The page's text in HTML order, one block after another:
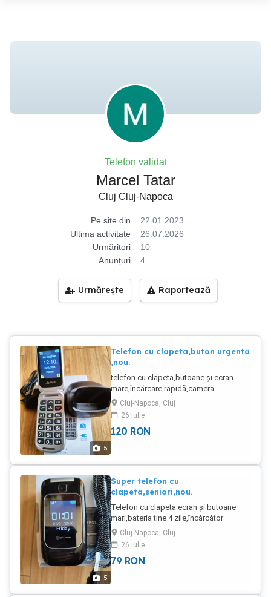
Telefon validat
Marcel Tatar
Cluj Cluj-Napoca
Pe site din
22.01.2023
Ultima activitate
26.07.2026
Urmăritori
10
Anunțuri
4
Urmărește Raportează
5
Telefon cu clapeta,buton urgenta
,nou.
telefon cu clapeta,butoane și ecran
mare,încărcare rapidă,camera
video,,baterie puternica,liber de
rețea,meniu in engleza,transport gratuit
in anumite condiții.
Cluj-Napoca, Cluj
26 iulie
120 RON
5
Super telefon cu
clapeta,seniori,nou.
Telefon cu clapeta ecran și butoane
mari,bateria tine 4 zile,încărcător
impecabil ca nou,2 cartele,meniu
engleza etc,funcționează în toate retele
și Digi,transport gratuit in anumite
condiții.
Cluj-Napoca, Cluj
26 iulie
79 RON